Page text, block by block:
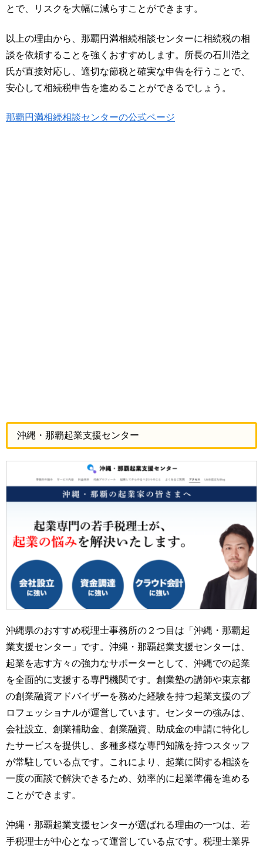
とで、リスクを大幅に減らすことができます。
以上の理由から、那覇円満相続相談センターに相続税の相
談を依頼することを強くおすすめします。所長の石川浩之
氏が直接対応し、適切な節税と確実な申告を行うことで、
安心して相続税申告を進めることができるでしょう。
那覇円満相続相談センターの公式ページ
沖縄・那覇起業支援センター
沖縄県のおすすめ税理士事務所の２つ目は「沖縄・那覇起
業支援センター」です。沖縄・那覇起業支援センターは、
起業を志す方々の強力なサポーターとして、沖縄での起業
を全面的に支援する専門機関です。創業塾の講師や東京都
の創業融資アドバイザーを務めた経験を持つ起業支援のプ
ロフェッショナルが運営しています。センターの強みは、
会社設立、創業補助金、創業融資、助成金の申請に特化し
たサービスを提供し、多種多様な専門知識を持つスタッフ
が常駐している点です。これにより、起業に関する相談を
一度の面談で解決できるため、効率的に起業準備を進める
ことができます。
沖縄・那覇起業支援センターが選ばれる理由の一つは、若
手税理士が中心となって運営している点です。税理士業界